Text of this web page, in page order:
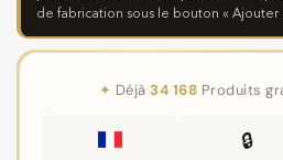
de fabrication sous le bouton « Ajouter
✦ Déjà 34 168 Produits
🔒